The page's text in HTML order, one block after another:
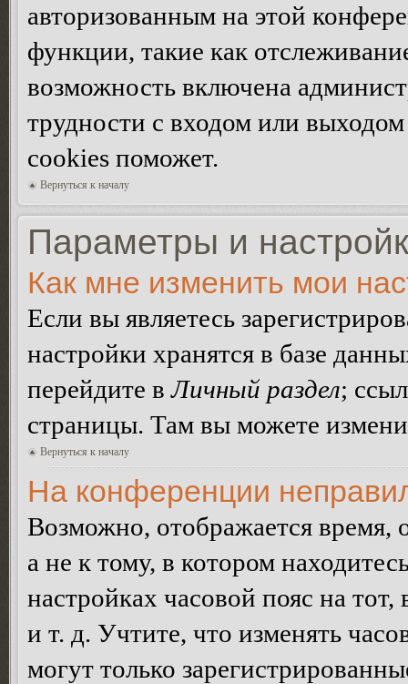
авторизованным на этой
функции, такие как
возможность включена
трудности с входом или
cookies поможет.
Вернуться к началу
Параметры и
Как мне изменить мои
Если вы являетесь
настройки хранятся в базе
перейдите вЛичный раздел;
страницы. Там вы можете
Вернуться к началу
На конференции
Возможно, отображается время,
а не к тому, в котором
настройках часовой пояс на
и т. д. Учтите, что изменять
могут только